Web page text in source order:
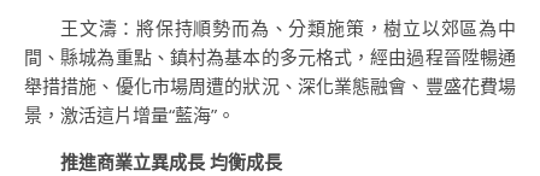
王文濤：將保持順勢而為、分類施策，樹立以郊區為中
間、縣城為重點、鎮村為基本的多元格式，經由過程晉陞暢通
舉措措施、優化市場周遭的狀況、深化業態融會、豐盛花費場
景，激活這片增量“藍海”。
推進商業立異成長 均衡成長